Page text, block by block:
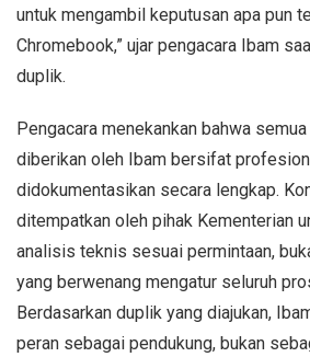
untuk mengambil keputusan apa pun
Chromebook,” ujar pengacara Ibam
duplik.
Pengacara menekankan bahwa
diberikan oleh Ibam bersifat
didokumentasikan secara lengkap.
ditempatkan oleh pihak Kementerian
analisis teknis sesuai permintaan,
yang berwenang mengatur seluruh
Berdasarkan duplik yang diajukan,
peran sebagai pendukung, bukan